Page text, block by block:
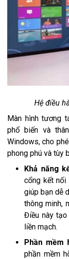
Hệ điều
Màn hình tương
phổ biến và
Windows, cho
phong phú và tùy
Khả năng
cổng kết nối
giúp bạn dễ
thông minh,
Điều này
liền mạch.
Phần mềm
phần mềm